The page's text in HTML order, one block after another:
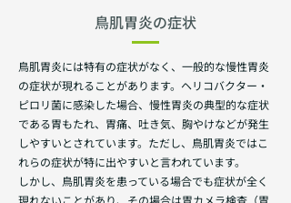
鳥肌胃炎の症状
鳥肌胃炎には特有の症状がなく、一般的な慢性胃炎
の症状が現れることがあります。ヘリコバクター・
ピロリ菌に感染した場合、慢性胃炎の典型的な症状
である胃もたれ、胃痛、吐き気、胸やけなどが発生
しやすいとされています。ただし、鳥肌胃炎ではこ
れらの症状が特に出やすいと言われています。
しかし、鳥肌胃炎を患っている場合でも症状が全く
現れないことがあり、その場合は胃カメラ検査（胃